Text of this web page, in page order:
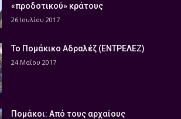
«προδοτικού» κράτους
26 Ιουλίου 2017
Το Πομάκικο Αδραλέζ (ΕΝΤΡΕΛΕΖ)
24 Μαΐου 2017
Πομάκοι: Από τους αρχαίους